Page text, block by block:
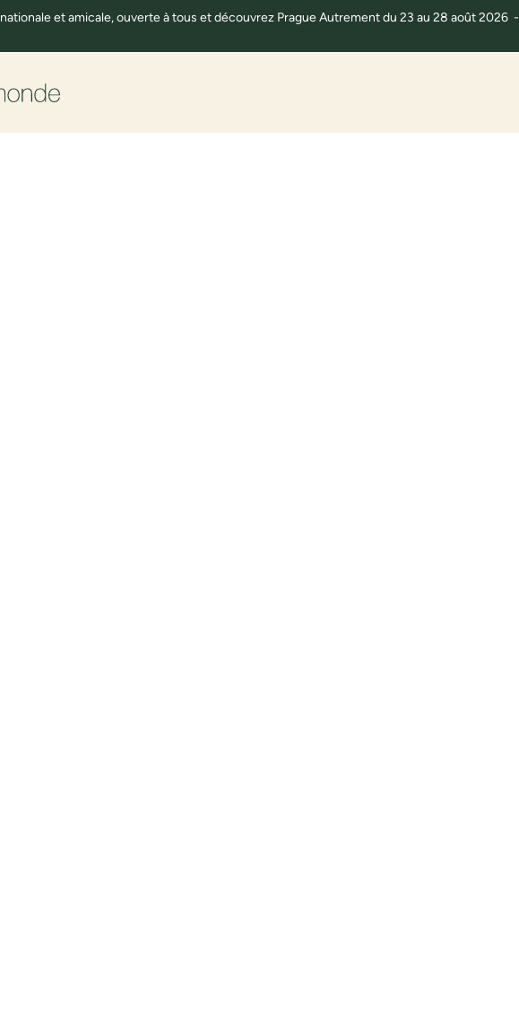
et amicale, ouverte à tous et découvrez Prague Autrement du 23 au 28 août 2026 -